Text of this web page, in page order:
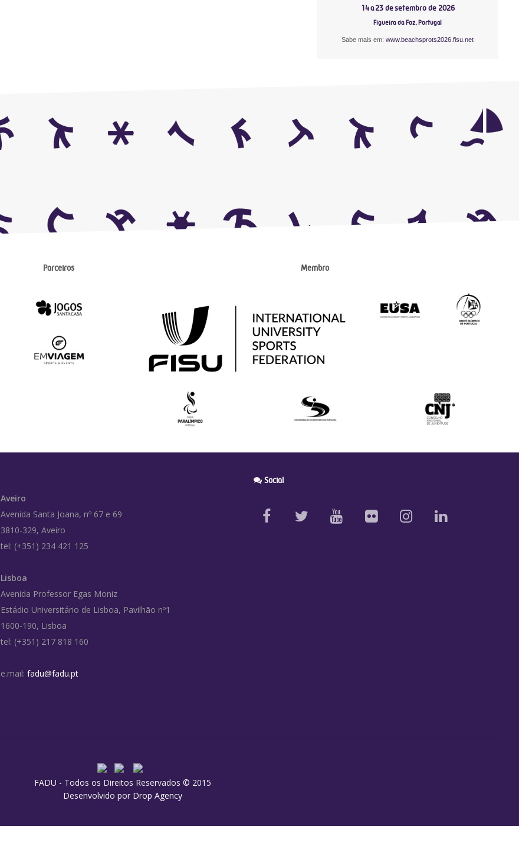
14 a 23 de setembro de 2026
Figueira da Foz, Portugal
Sabe mais em:www.beachsprots2026.fisu.net
Parceiros Membro
Aveiro
Avenida Santa Joana, nº 67 e 69
3810-329, Aveiro
tel: (+351) 234 421 125
Lisboa
Avenida Professor Egas Moniz
Estádio Universitário de Lisboa, Pavilhão nº1
1600-190, Lisboa
tel: (+351) 217 818 160
e.mail: fadu@fadu.pt
Social
FADU - Todos os Direitos Reservados © 2015
Desenvolvido por Drop Agency